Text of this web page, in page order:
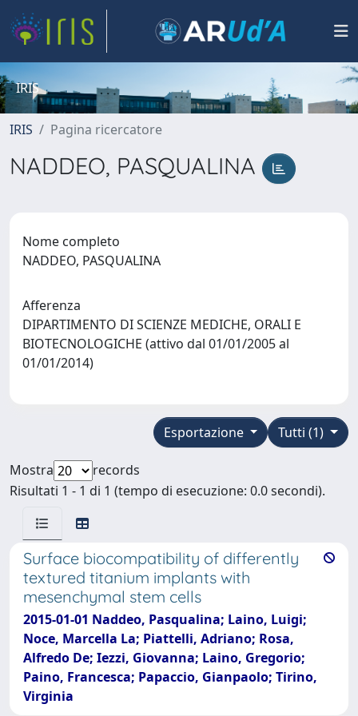
IRIS
IRIS Pagina ricercatore
NADDEO, PASQUALINA
Nome completo
NADDEO, PASQUALINA
Afferenza
DIPARTIMENTO DI SCIENZE MEDICHE, ORALI E
BIOTECNOLOGICHE (attivo dal 01/01/2005 al
01/01/2014)
Tutti (1)
Esportazione
Mostra
records
Risultati 1 - 1 di 1 (tempo di esecuzione: 0.0 secondi).
Surface biocompatibility of differently
textured titanium implants with
mesenchymal stem cells
2015-01-01 Naddeo, Pasqualina; Laino, Luigi;
Noce, Marcella La; Piattelli, Adriano; Rosa,
Alfredo De; Iezzi, Giovanna; Laino, Gregorio;
Paino, Francesca; Papaccio, Gianpaolo; Tirino,
Virginia